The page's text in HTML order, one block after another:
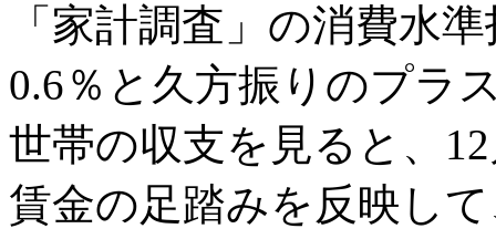
「家計調査」の消費水
0.6％と久方振りのプラ
世帯の収支を見ると、
賃金の足踏みを反映し